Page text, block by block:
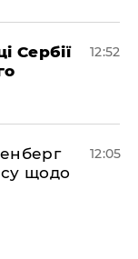
Сербії
12:52
щодо
12:05